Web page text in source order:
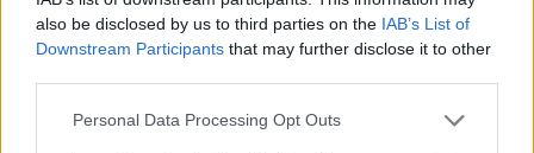
also be disclosed by us to third parties on the IAB’s List of
Downstream Participants that may further disclose it to other
Personal Data Processing Opt Outs